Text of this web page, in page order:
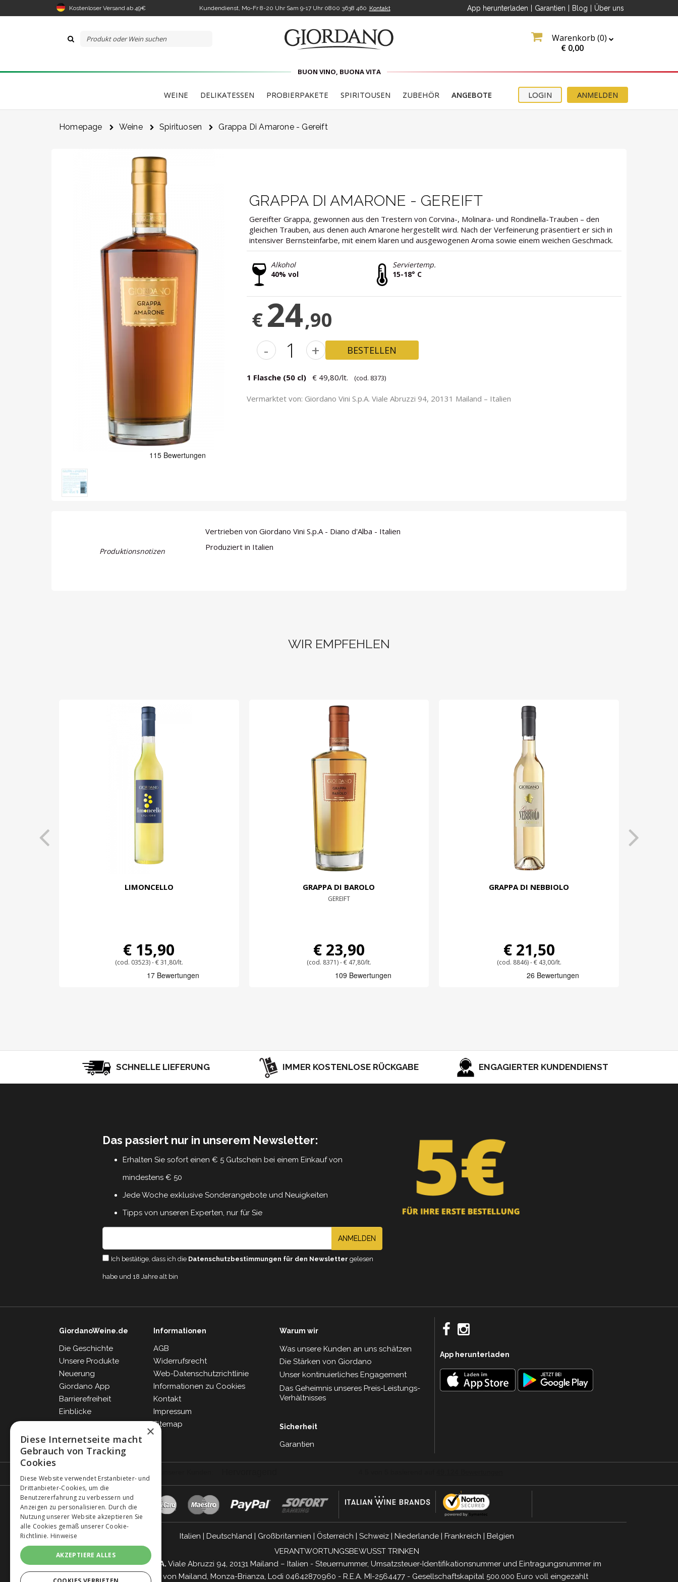
Kostenloser Versand ab 49€ Kundendienst, Mo-Fr 8-20 Uhr Sam 9-17 Uhr0800 3638 460 Kontakt App herunterladen Garantien Blog Über uns
Warenkorb (0)
€ 0,00
BUON VINO, BUONA VITA
WEINE DELIKATESSEN PROBIERPAKETE SPIRITOUSEN ZUBEHÖR ANGEBOTE ANMELDEN
LOGIN
Homepage Weine Spirituosen Grappa Di Amarone - Gereift
GRAPPA DI AMARONE - GEREIFT
Gereifter Grappa, gewonnen aus den Trestern von Corvina-, Molinara- und Rondinella-Trauben – den
gleichen Trauben, aus denen auch Amarone hergestellt wird. Nach der Verfeinerung präsentiert er sich in
intensiver Bernsteinfarbe, mit einem klaren und ausgewogenen Aroma sowie einem weichen Geschmack.
Alkohol
40% vol
Serviertemp.
15-18° C
€24,90
- + BESTELLEN
1 Flasche (50 cl) € 49,80/lt. (cod. 8373)
Vermarktet von: Giordano Vini S.p.A. Viale Abruzzi 94, 20131 Mailand – Italien
Produktionsnotizen
Vertrieben von Giordano Vini S.p.A - Diano d'Alba - Italien
Produziert in Italien
WIR EMPFEHLEN
LIMONCELLO
€ 15,90
(cod. 03523) - € 31,80/lt.
GRAPPA DI BAROLO
GEREIFT
€ 23,90
(cod. 8371) - € 47,80/lt.
GRAPPA DI NEBBIOLO
€ 21,50
(cod. 8846) - € 43,00/lt.
SCHNELLE LIEFERUNG IMMER KOSTENLOSE RÜCKGABE ENGAGIERTER KUNDENDIENST
Das passiert nur in unserem Newsletter:
Erhalten Sie sofort einen € 5 Gutschein bei einem Einkauf von
mindestens € 50
Jede Woche exklusive Sonderangebote und Neuigkeiten
Tipps von unseren Experten, nur für Sie
ANMELDEN
Ich bestätige, dass ich die Datenschutzbestimmungen für den Newsletter gelesen
habe und 18 Jahre alt bin
GiordanoWeine.de
Die Geschichte
Unsere Produkte
Neuerung
Giordano App
Barrierefreiheit
Einblicke
Blog
FAQ
Informationen
AGB
Widerrufsrecht
Web-Datenschutzrichtlinie
Informationen zu Cookies
Kontakt
Impressum
Sitemap
Warum wir
Was unsere Kunden an uns schätzen
Die Stärken von Giordano
Unser kontinuierliches Engagement
Das Geheimnis unseres Preis-Leistungs-
Verhàltnisses
Sicherheit
Garantien
App herunterladen
Italien | Deutschland | Großbritannien | Österreich | Schweiz| Niederlande| Frankreich | Belgien
VERANTWORTUNGSBEWUSST TRINKEN
Giordano Vini S.p.A. Viale Abruzzi 94, 20131 Mailand – Italien - Steuernummer, Umsatzsteuer-Identifikationsnummer und Eintragungsnummer im
Handelsregister von Mailand, Monza-Brianza, Lodi 04642870960 - R.E.A. MI-2564477 - Gesellschaftskapital 500.000 Euro voll eingezahlt
×
Diese Internetseite macht
Gebrauch von Tracking
Cookies
Diese Website verwendet Erstanbieter- und
Drittanbieter-Cookies, um die
Benutzererfahrung zu verbessern und
Anzeigen zu personalisieren. Durch die
Nutzung unserer Website akzeptieren Sie
alle Cookies gemäß unserer Cookie-
Richtlinie. Hinweise
AKZEPTIERE ALLES